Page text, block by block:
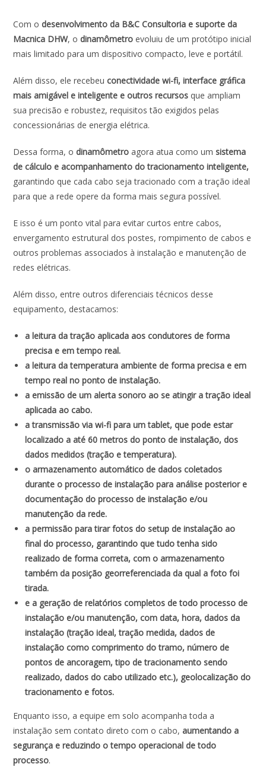
Com odesenvolvimento da B&C Consultoria e suporte da
Macnica DHW, odinamômetro evoluiu de um protótipo inicial
mais limitado para um dispositivo compacto, leve e portátil.
Além disso, ele recebeuconectividade wi-fi, interface gráfica
mais amigável e inteligente e outros recursos que ampliam
sua precisão e robustez, requisitos tão exigidos pelas
concessionárias de energia elétrica.
Dessa forma, odinamômetro agora atua como umsistema
de cálculo e acompanhamento do tracionamento inteligente,
garantindo que cada cabo seja tracionado com a tração ideal
para que a rede opere da forma mais segura possível.
E isso é um ponto vital para evitar curtos entre cabos,
envergamento estrutural dos postes, rompimento de cabos e
outros problemas associados à instalação e manutenção de
redes elétricas.
Além disso, entre outros diferenciais técnicos desse
equipamento, destacamos:
a leitura da tração aplicada aos condutores de forma
precisa e em tempo real.
a leitura da temperatura ambiente de forma precisa e em
tempo real no ponto de instalação.
a emissão de um alerta sonoro ao se atingir a tração ideal
aplicada ao cabo.
a transmissão via wi-fi para um tablet, que pode estar
localizado a até 60 metros do ponto de instalação, dos
dados medidos (tração e temperatura).
o armazenamento automático de dados coletados
durante o processo de instalação para análise posterior e
documentação do processo de instalação e/ou
manutenção da rede.
a permissão para tirar fotos do setup de instalação ao
final do processo, garantindo que tudo tenha sido
realizado de forma correta, com o armazenamento
também da posição georreferenciada da qual a foto foi
tirada.
e a geração de relatórios completos de todo processo de
instalação e/ou manutenção, com data, hora, dados da
instalação (tração ideal, tração medida, dados de
instalação como comprimento do tramo, número de
pontos de ancoragem, tipo de tracionamento sendo
realizado, dados do cabo utilizado etc.), geolocalização do
tracionamento e fotos.
Enquanto isso, a equipe em solo acompanha toda a
instalação sem contato direto com o cabo,aumentando a
segurança e reduzindo o tempo operacional de todo
processo.